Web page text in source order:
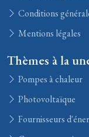
Conditions
Mentions légales
Thèmes à la
Pompes à chaleur
Photovoltaïque
Fournisseurs